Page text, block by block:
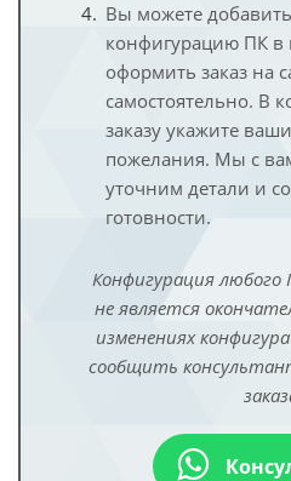
Вы можете
конфигурацию ПК в
оформить заказ на
самостоятельно. В
заказу укажите
пожелания. Мы с
уточним детали и
готовности.
Конфигурация
не является
изменениях
сообщить